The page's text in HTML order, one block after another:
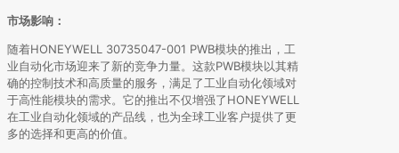
市场影响：
随着HONEYWELL 30735047-001 PWB模块的推出，工
业自动化市场迎来了新的竞争力量。这款PWB模块以其精
确的控制技术和高质量的服务，满足了工业自动化领域对
于高性能模块的需求。它的推出不仅增强了HONEYWELL
在工业自动化领域的产品线，也为全球工业客户提供了更
多的选择和更高的价值。